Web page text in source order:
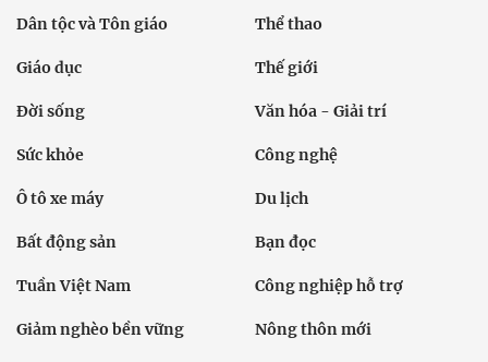
Dân tộc và Tôn giáo Thể thao
Giáo dục Thế giới
Đời sống Văn hóa - Giải trí
Sức khỏe Công nghệ
Ô tô xe máy Du lịch
Bất động sản Bạn đọc
Tuần Việt Nam Công nghiệp hỗ trợ
Giảm nghèo bền vững Nông thôn mới